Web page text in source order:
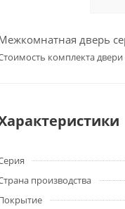
дверь
комплекта
производства